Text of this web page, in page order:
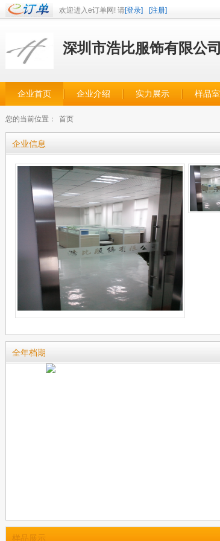
欢迎进入e订单网! 请[登录] [注册]
深圳市浩比服饰有限公司
企业首页 企业介绍 实力展示 样品室
您的当前位置： 首页
企业信息
全年档期
样品展示